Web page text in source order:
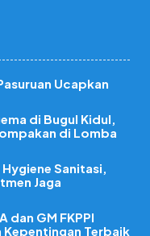
Ucapkan
di Bugul Kidul,
di Lomba
Sanitasi,
Jaga
dan GM FKPPI
Kepentingan Terbaik